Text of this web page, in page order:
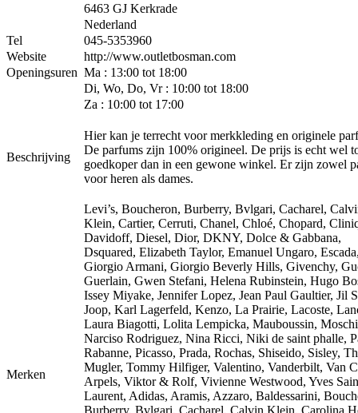
6463 GJ Kerkrade
Nederland
Tel
045-5353960
Website
http://www.outletbosman.com
Openingsuren Ma : 13:00 tot 18:00
Di, Wo, Do, Vr : 10:00 tot 18:00
Za : 10:00 tot 17:00
Beschrijving
Hier kan je terrecht voor merkkleding en originele
De parfums zijn 100% origineel. De prijs is echt wel
goedkoper dan in een gewone winkel. Er zijn zowel
voor heren als dames.
Merken
Levi’s, Boucheron, Burberry, Bvlgari, Cacharel,
Klein, Cartier, Cerruti, Chanel, Chloé, Chopard,
Davidoff, Diesel, Dior, DKNY, Dolce & Gabbana,
Dsquared, Elizabeth Taylor, Emanuel Ungaro,
Giorgio Armani, Giorgio Beverly Hills, Givenchy,
Guerlain, Gwen Stefani, Helena Rubinstein, Hugo
Issey Miyake, Jennifer Lopez, Jean Paul Gaultier, Jil
Joop, Karl Lagerfeld, Kenzo, La Prairie, Lacoste,
Laura Biagotti, Lolita Lempicka, Mauboussin,
Narciso Rodriguez, Nina Ricci, Niki de saint phalle,
Rabanne, Picasso, Prada, Rochas, Shiseido, Sisley,
Mugler, Tommy Hilfiger, Valentino, Vanderbilt, Van
Arpels, Viktor & Rolf, Vivienne Westwood, Yves
Laurent, Adidas, Aramis, Azzaro, Baldessarini,
Burberry, Bvlgari, Cacharel, Calvin Klein, Carolina